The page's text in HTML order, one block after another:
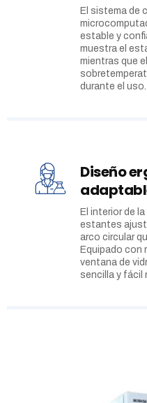
El sistema de
estable y
muestra el
mientras que
durante el uso.
Diseño
El interior de
estantes
arco circular
Equipado con
ventana de
sencilla y fácil